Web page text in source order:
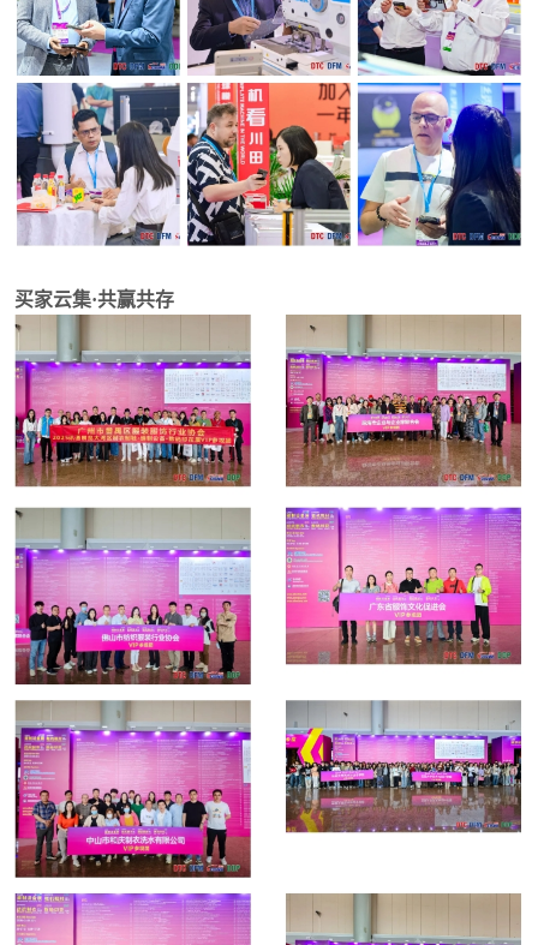
买家云集·共赢共存